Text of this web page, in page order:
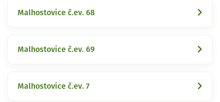
Malhostovice č.ev. 68
Malhostovice č.ev. 69
Malhostovice č.ev. 7